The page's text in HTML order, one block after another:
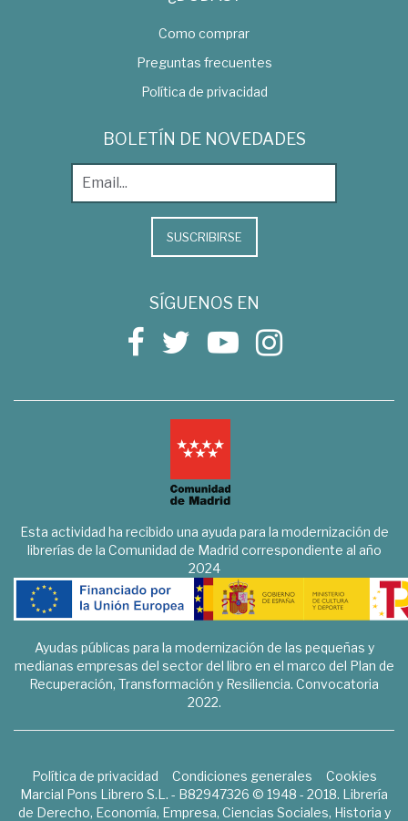
Como comprar
Preguntas frecuentes
Política de privacidad
BOLETÍN DE NOVEDADES
SUSCRIBIRSE
SÍGUENOS EN
Esta actividad ha recibido una ayuda para la modernización de
librerías de la Comunidad de Madrid correspondiente al año
2024
Ayudas públicas para la modernización de las pequeñas y
medianas empresas del sector del libro en el marco del Plan de
Recuperación, Transformación y Resiliencia. Convocatoria
2022.
Política de privacidad Condiciones generales
Cookies
Marcial Pons Librero S.L. - B82947326 © 1948 - 2018. Librería
de Derecho, Economía, Empresa, Ciencias Sociales, Historia y